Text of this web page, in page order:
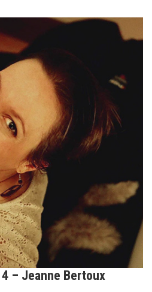
– Jeanne Bertoux